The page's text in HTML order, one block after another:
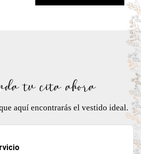
tu cita ahora
aquí encontrarás el vestido ideal.